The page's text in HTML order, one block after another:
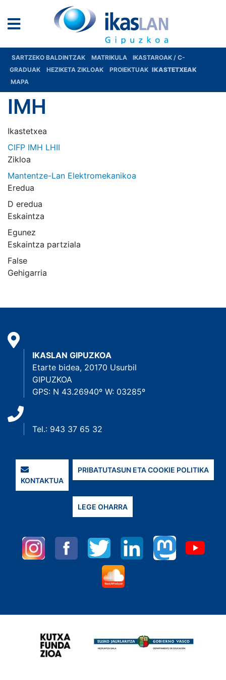
SARTZEKO BALDINTZAK MATRIKULA
IKASTAROAK / C-
GRADUAK
HEZIKETA ZIKLOAK PROIEKTUAK IKASTETXEAK
MAPA
IMH
Ikastetxea
CIFP IMH LHII
Zikloa
Mantentze-Lan Elektromekanikoa
Eredua
D eredua
Eskaintza
Egunez
Eskaintza partziala
False
Gehigarria
IKASLAN GIPUZKOA
Etarte bidea, 20170 Usurbil
GIPUZKOA
GPS: N 43.26940º W: 03285º
Tel.: 943 37 65 32
KONTAKTUA
PRIBATUTASUN ETA COOKIE POLITIKA
LEGE OHARRA